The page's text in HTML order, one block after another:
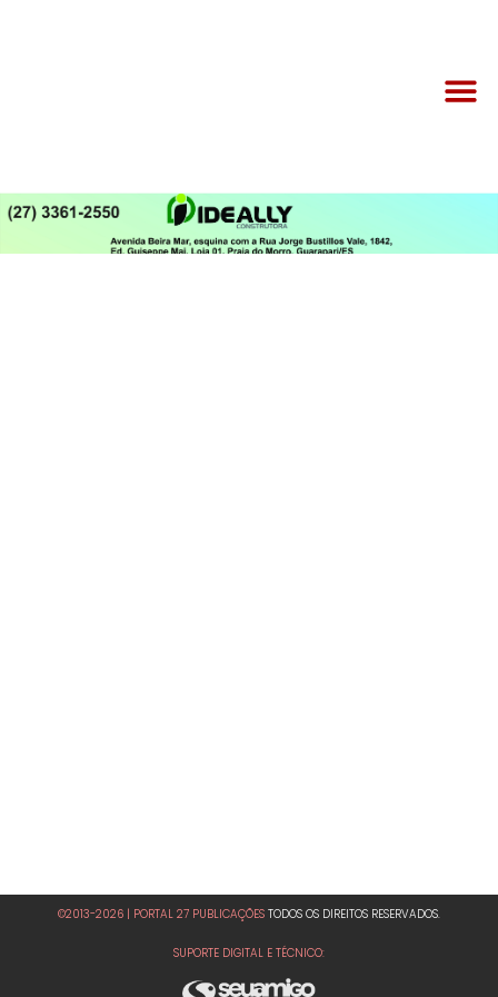
©2013-2026 | PORTAL 27 PUBLICAÇÕES TODOS OS DIREITOS RESERVADOS.
SUPORTE DIGITAL E TÉCNICO: